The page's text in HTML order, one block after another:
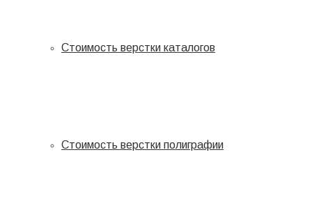
Стоимость верстки каталогов
Стоимость верстки полиграфии